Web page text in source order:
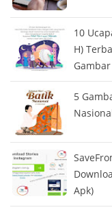
10
H)
Gambar
5
Apk)